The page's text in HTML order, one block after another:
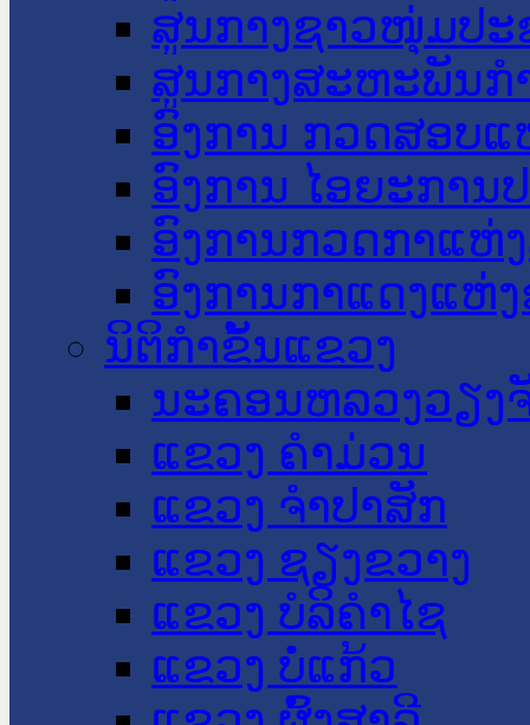
ສູນກາງຊາວໜຸ່ມປະ
ສູນກາງສະຫະພັນກ
ອົງການ ກວດສອບແ
ອົງການ ໄອຍະການ
ອົງການກວດກາແຫ່
ອົງການກາແດງແຫ່
ນິຕິກໍາຂັ້ນແຂວງ
ນະ​ຄອນ​ຫລວງວຽງ
ແຂວງ ຄໍາມ່ວນ
ແຂວງ ຈໍາປາສັກ
ແຂວງ ຊຽງຂວາງ
ແຂວງ ບໍລິຄໍາໄຊ
ແຂວງ ບໍ່ແກ້ວ